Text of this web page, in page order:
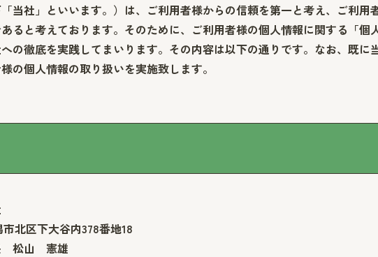
当社」といいます。）は、ご利用者様からの信頼を第一と考え、ご利
ると考えております。そのために、ご利用者様の個人情報に関する「
の徹底を実践してまいります。その内容は以下の通りです。なお、既
の個人情報の取り扱いを実施致します。
北区下大谷内378番地18
松山 憲雄